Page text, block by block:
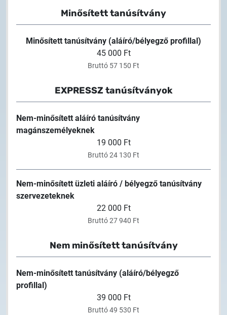
Minősített tanúsítvány
Minősített tanúsítvány (aláíró/bélyegző profillal)
45 000 Ft
Bruttó 57 150 Ft
EXPRESSZ tanúsítványok
Nem-minősített aláíró tanúsítvány
magánszemélyeknek
19 000 Ft
Bruttó 24 130 Ft
Nem-minősített üzleti aláíró / bélyegző tanúsítvány
szervezeteknek
22 000 Ft
Bruttó 27 940 Ft
Nem minősített tanúsítvány
Nem-minősített tanúsítvány (aláíró/bélyegző
profillal)
39 000 Ft
Bruttó 49 530 Ft